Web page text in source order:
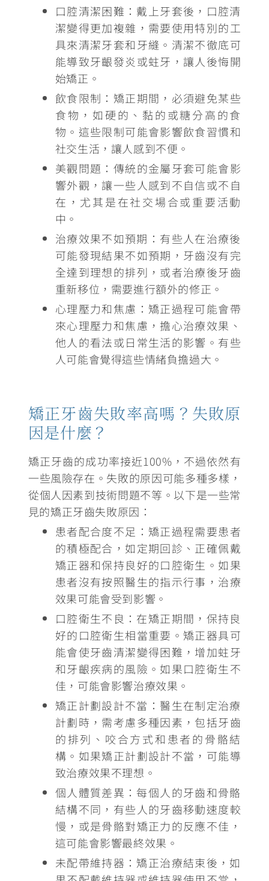
口腔清潔困難 ：戴上牙套後，口腔清
潔變得更加複雜，需要使用特別的工
具來清潔牙套和牙縫。清潔不徹底可
能導致牙齦發炎或蛀牙，讓人後悔開
始矯正。
飲食限制 ：矯正期間，必須避免某些
食物，如硬的、黏的或糖分高的食
物。這些限制可能會影響飲食習慣和
社交生活，讓人感到不便。
美觀問題 ：傳統的金屬牙套可能會影
響外觀，讓一些人感到不自信或不自
在，尤其是在社交場合或重要活動
中。
治療效果不如預期 ：有些人在治療後
可能發現結果不如預期，牙齒沒有完
全達到理想的排列，或者治療後牙齒
重新移位，需要進行額外的修正。
心理壓力和焦慮 ：矯正過程可能會帶
來心理壓力和焦慮，擔心治療效果、
他人的看法或日常生活的影響。有些
人可能會覺得這些情緒負擔過大。
矯正牙齒失敗率高嗎？失敗原
因是什麼？
矯正牙齒的成功率接近100% ，不過依然有
一些風險存在。 失敗的原因可能多種多樣，
從個人因素到技術問題不等。 以下是一些常
見的矯正牙齒失敗原因：
患者配合度不足 ：矯正過程需要患者
的積極配合，如定期回診、正確佩戴
矯正器和保持良好的口腔衛生。如果
患者沒有按照醫生的指示行事，治療
效果可能會受到影響。
口腔衛生不良 ：在矯正期間，保持良
好的口腔衛生相當重要。矯正器具可
能會使牙齒清潔變得困難，增加蛀牙
和牙齦疾病的風險。如果口腔衛生不
佳，可能會影響治療效果。
矯正計劃設計不當 ：醫生在制定治療
計劃時，需考慮多種因素，包括牙齒
的排列、咬合方式和患者的骨骼結
構。如果矯正計劃設計不當，可能導
致治療效果不理想。
個人體質差異 ：每個人的牙齒和骨骼
結構不同，有些人的牙齒移動速度較
慢，或是骨骼對矯正力的反應不佳，
這可能會影響最終效果。
未配帶維持器 ：矯正治療結束後，如